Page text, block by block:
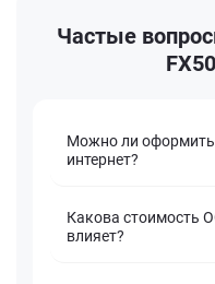
Частые
Можно ли
интернет?
Какова стоимость
влияет?